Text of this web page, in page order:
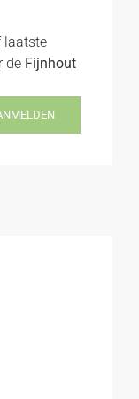
laatste
de Fijnhout